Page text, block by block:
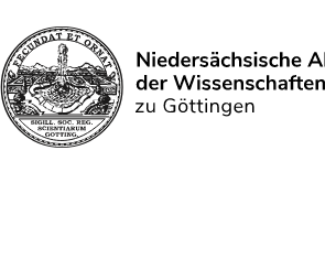
Suchen